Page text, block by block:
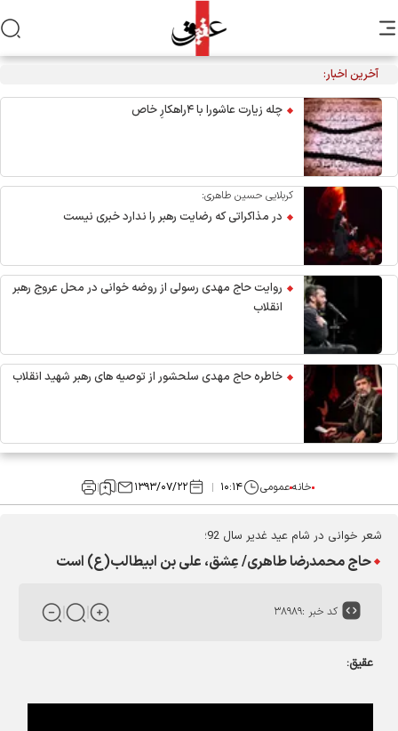
آخرین اخبار:
چله زیارت عاشورا با ۴راهکارِ خاص
کربلایی حسین طاهری:
در مذاکراتی که رضایت رهبر را ندارد خبری نیست
روایت حاج مهدی رسولی از روضه خوانی در محل عروج رهبر
انقلاب
خاطره حاج مهدی سلحشور از توصیه های رهبر شهید انقلاب
خانهعمومی ۱۰:۱۴ ۱۳۹۳/۰۷/۲۲
شعر خوانی در شام عید غدیر سال 92؛
حاج محمدرضا طاهری/ عِشق، علی بن ابیطالب(ع) است
کد خبر :۳۸۹۸۹
عقیق: